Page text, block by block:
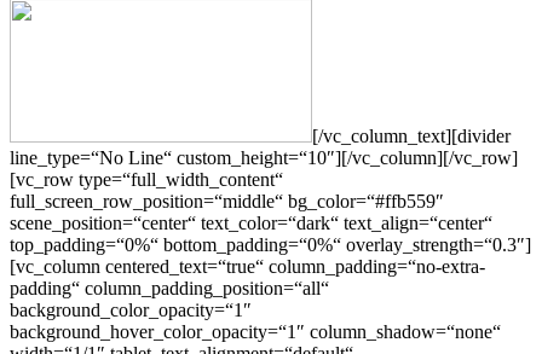
[/vc_column_text][divider
line_type=“No Line“ custom_height=“10″][/vc_column][/vc_row]
[vc_row type=“full_width_content“
full_screen_row_position=“middle“ bg_color=“#ffb559″
scene_position=“center“ text_color=“dark“ text_align=“center“
top_padding=“0%“ bottom_padding=“0%“ overlay_strength=“0.3″]
[vc_column centered_text=“true“ column_padding=“no-extra-
padding“ column_padding_position=“all“
background_color_opacity=“1″
background_hover_color_opacity=“1″ column_shadow=“none“